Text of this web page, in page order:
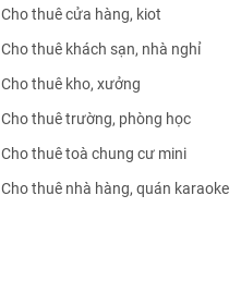
Cho thuê cửa hàng, kiot
Cho thuê khách sạn, nhà nghỉ
Cho thuê kho, xưởng
Cho thuê trường, phòng học
Cho thuê toà chung cư mini
Cho thuê nhà hàng, quán karaoke